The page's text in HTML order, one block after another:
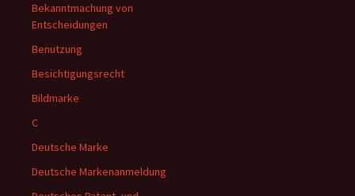
Bekanntmachung von
Entscheidungen
Benutzung
Besichtigungsrecht
Bildmarke
C
Deutsche Marke
Deutsche Markenanmeldung